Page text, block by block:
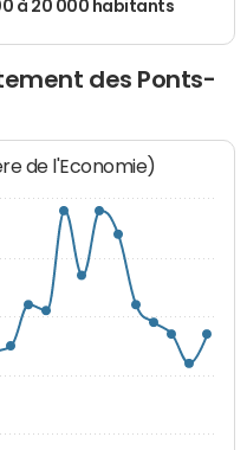
à 20 000 habitants
des Ponts-
de l'Economie)